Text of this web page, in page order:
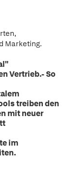
Marketing.
Vertrieb.- So
treiben den
mit neuer
im